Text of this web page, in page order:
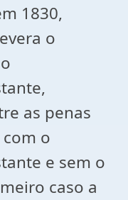
1830,
o
as penas
o
e sem o
caso a